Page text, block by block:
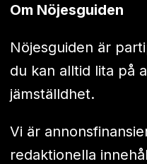
Om Nöjesguiden
Nöjesguiden är
du kan alltid lita på
jämställdhet.
Vi är
redaktionella